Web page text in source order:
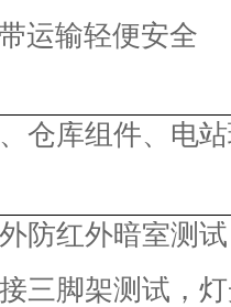
运输轻便安全
仓库组件、电
防红外暗室测
三脚架测试，